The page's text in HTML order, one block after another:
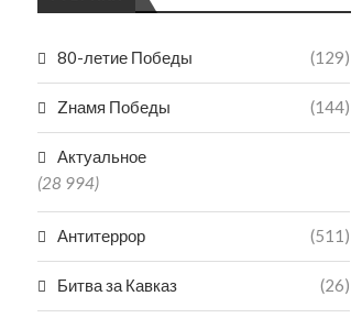
80-летие Победы (129)
Zнамя Победы (144)
Актуальное
(28 994)
Антитеррор (511)
Битва за Кавказ (26)